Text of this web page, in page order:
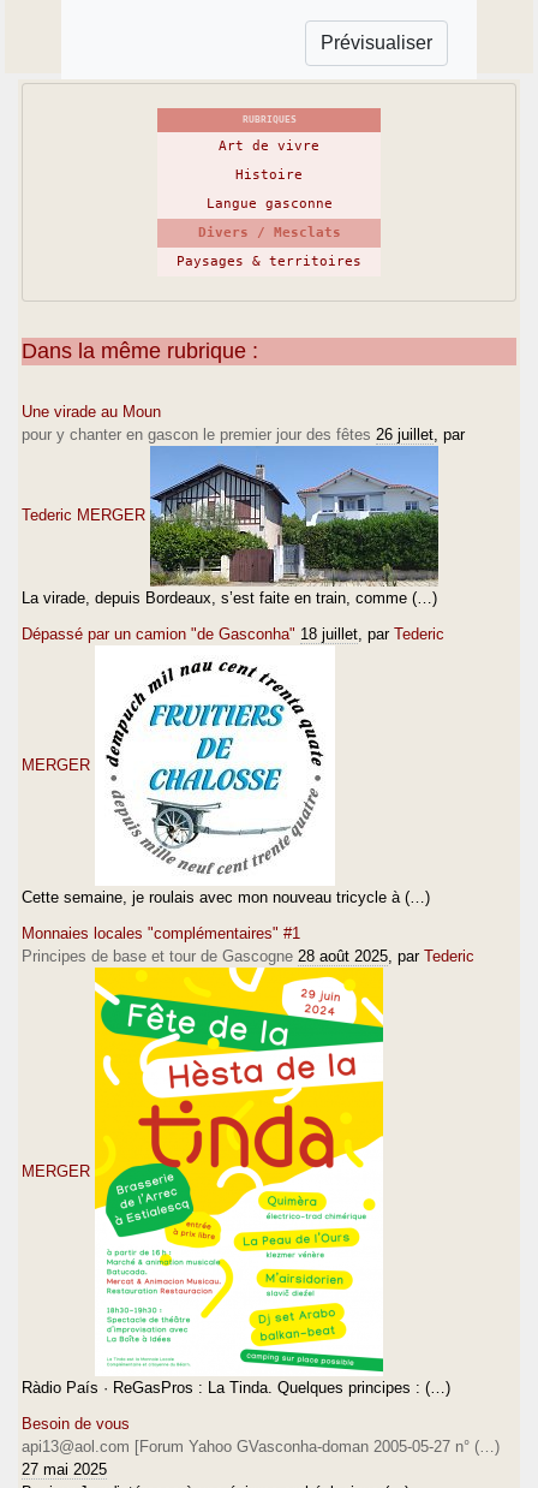
RUBRIQUES
Art de vivre
Histoire
Langue gasconne
Divers / Mesclats
Paysages & territoires
Dans la même rubrique :
Une virade au Moun
pour y chanter en gascon le premier jour des fêtes 26 juillet , par
Tederic MERGER
La virade, depuis Bordeaux, s’est faite en train, comme (…)
Dépassé par un camion "de Gasconha" 18 juillet , par Tederic
MERGER
Cette semaine, je roulais avec mon nouveau tricycle à (…)
Monnaies locales "complémentaires" #1
Principes de base et tour de Gascogne 28 août 2025 , par Tederic
MERGER
Ràdio País · ReGasPros : La Tinda. Quelques principes : (…)
Besoin de vous
api13@aol.com [Forum Yahoo GVasconha-doman 2005-05-27 n° (…)
27 mai 2025